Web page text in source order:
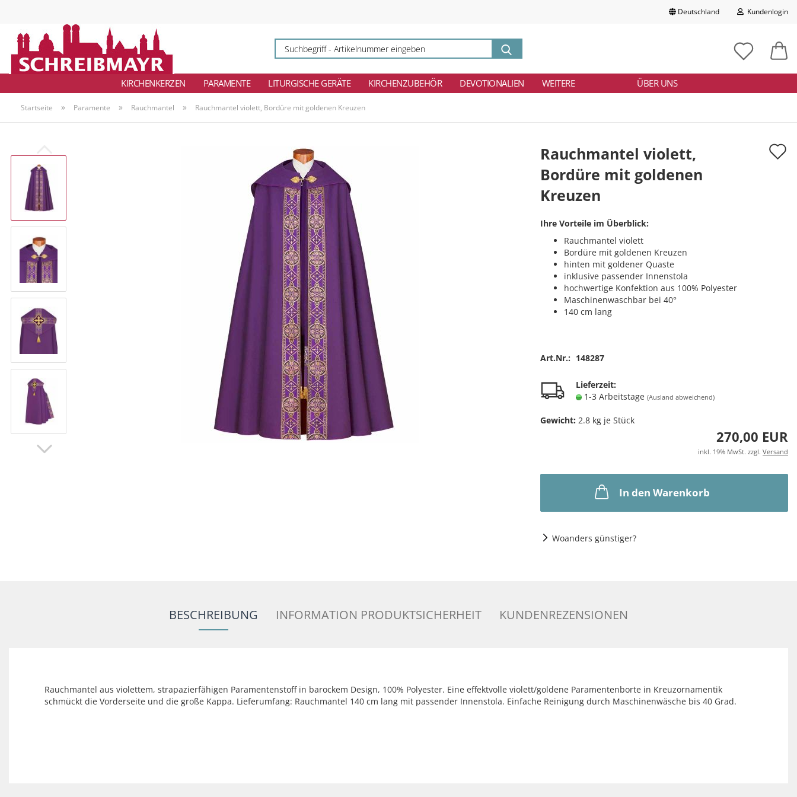
Deutschland Kundenlogin
E-Mail
Konto erstellen
eingeben
KIRCHENKERZEN PARAMENTE LITURGISCHE GERÄTE KIRCHENZUBEHÖR DEVOTIONALIEN ÜBER UNS
WEITERE
Startseite » Paramente » Rauchmantel » Rauchmantel violett, Bordüre mit goldenen Kreuzen
Rauchmantel violett,
Bordüre mit goldenen
Kreuzen
Ihre Vorteile im Überblick:
Rauchmantel violett
Bordüre mit goldenen Kreuzen
hinten mit goldener Quaste
inklusive passender Innenstola
hochwertige Konfektion aus 100% Polyester
Maschinenwaschbar bei 40°
140 cm lang
Art.Nr.: 148287
Lieferzeit:
1-3 Arbeitstage (Ausland abweichend)
Gewicht: 2.8 kg je Stück
270,00 EUR
inkl. 19% MwSt. zzgl. Versand
In den Warenkorb
Woanders günstiger?
BESCHREIBUNG INFORMATION PRODUKTSICHERHEIT KUNDENREZENSIONEN
Rauchmantel aus violettem, strapazierfähigen Paramentenstoff in barockem Design, 100% Polyester. Eine effektvolle violett/goldene Paramentenborte in Kreuzornamentik
schmückt die Vorderseite und die große Kappa. Lieferumfang: Rauchmantel 140 cm lang mit passender Innenstola. Einfache Reinigung durch Maschinenwäsche bis 40 Grad.